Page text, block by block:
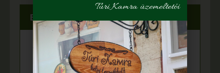
Elérhetőségeink
Túri Kamra üzemeltetői